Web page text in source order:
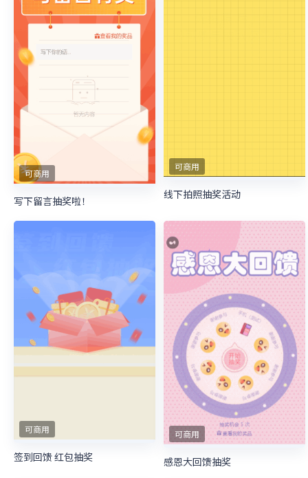
可商用
写下留言抽奖啦！
可商用
线下拍照抽奖活动
可商用
签到回馈 红包抽奖
可商用
感恩大回馈抽奖